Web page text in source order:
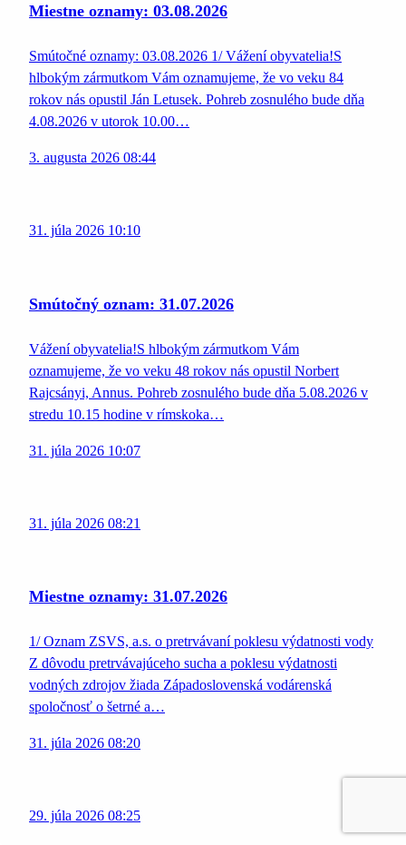
Miestne oznamy: 03.08.2026
Smútočné oznamy: 03.08.2026 1/ Vážení obyvatelia!S
hlbokým zármutkom Vám oznamujeme, že vo veku 84
rokov nás opustil Ján Letusek. Pohreb zosnulého bude dňa
4.08.2026 v utorok 10.00…
3. augusta 2026 08:44
31. júla 2026 10:10
Smútočný oznam: 31.07.2026
Vážení obyvatelia!S hlbokým zármutkom Vám
oznamujeme, že vo veku 48 rokov nás opustil Norbert
Rajcsányi, Annus. Pohreb zosnulého bude dňa 5.08.2026 v
stredu 10.15 hodine v rímskoka…
31. júla 2026 10:07
31. júla 2026 08:21
Miestne oznamy: 31.07.2026
1/ Oznam ZSVS, a.s. o pretrvávaní poklesu výdatnosti vody
Z dôvodu pretrvávajúceho sucha a poklesu výdatnosti
vodných zdrojov žiada Západoslovenská vodárenská
spoločnosť o šetrné a…
31. júla 2026 08:20
29. júla 2026 08:25